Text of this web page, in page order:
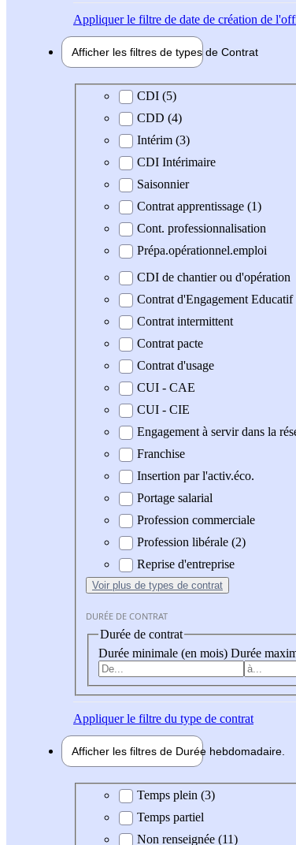
Appliquerle filtre de date de création de
Afficher les filtres de types de Contrat
Type de contrat
CDI (5)
CDD (4)
Intérim (3)
CDI Intérimaire
Saisonnier
Contrat apprentissage (1)
Cont. professionnalisation
Prépa.opérationnel.emploi
CDI de chantier ou d'opération
Contrat d'Engagement Educatif
Contrat intermittent
Contrat pacte
Contrat d'usage
CUI - CAE
CUI - CIE
Engagement à servir dans la
Franchise
Insertion par l'activ.éco.
Portage salarial
Profession commerciale
Profession libérale (2)
Reprise d'entreprise
Voir plus de types de contrat
DURÉE DE CONTRAT
Durée de contrat
Durée minimale (en mois) Durée
Appliquerle filtre du type de contrat
Afficher les filtres de Durée hebdomadaire
Durée hebdomadaire
Temps plein (3)
Temps partiel
Non renseignée (11)